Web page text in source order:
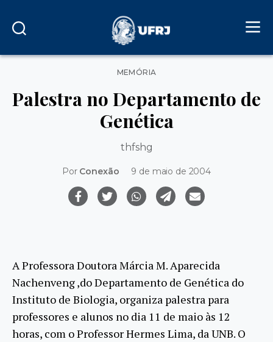
Categorias
MEMÓRIA
Palestra no Departamento de
Genética
thfshg
Por Conexão 9 de maio de 2004
A Professora Doutora Márcia M. Aparecida
Nachenveng ,do Departamento de Genética do
Instituto de Biologia, organiza palestra para
professores e alunos no dia 11 de maio às 12
horas, com o Professor Hermes Lima, da UNB. O